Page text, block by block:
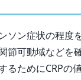
ソン症状の程度
節可動域などを
ためにCRPの